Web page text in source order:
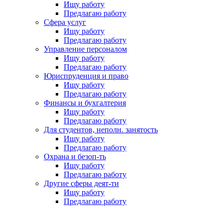
Ищу работу
Предлагаю работу
Сфера услуг
Ищу работу
Предлагаю работу
Управление персоналом
Ищу работу
Предлагаю работу
Юриспруденция и право
Ищу работу
Предлагаю работу
Финансы и бухгалтерия
Ищу работу
Предлагаю работу
Для студентов, неполн. занятость
Ищу работу
Предлагаю работу
Охрана и безоп-ть
Ищу работу
Предлагаю работу
Другие сферы деят-ти
Ищу работу
Предлагаю работу